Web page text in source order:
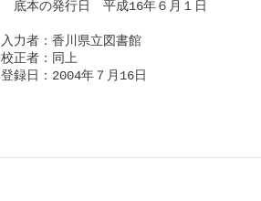
底本の発行日　平成16年６月１日
入力者：香川県立図書館
校正者：同上
登録日：2004年７月16日